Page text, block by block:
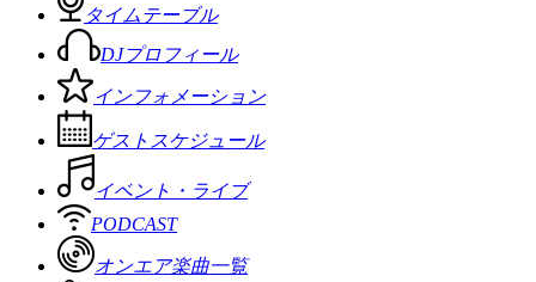
タイムテーブル
DJプロフィール
インフォメーション
ゲストスケジュール
イベント・ライブ
PODCAST
オンエア楽曲一覧